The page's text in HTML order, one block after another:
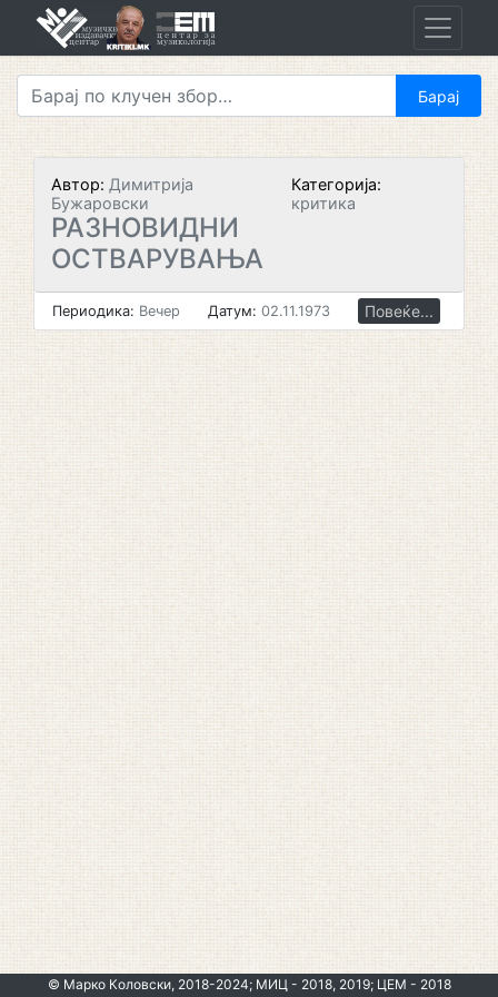
Автор: Димитрија
Бужаровски
Категорија:
критика
РАЗНОВИДНИ
ОСТВАРУВАЊА
Периодика: Вечер Датум: 02.11.1973 Повеќе...
© Марко Коловски, 2018-2024; МИЦ - 2018, 2019; ЦЕМ - 2018